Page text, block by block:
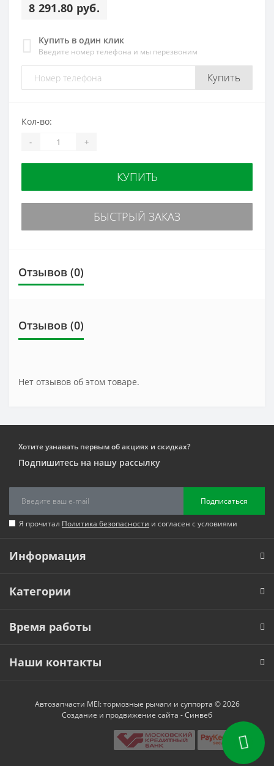
8 291.80 руб.
Купить в один клик
Введите номер телефона и мы перезвоним
Купить
Кол-во:
- +
КУПИТЬ
БЫСТРЫЙ ЗАКАЗ
Отзывов (0)
Отзывов (0)
Нет отзывов об этом товаре.
Хотите узнавать первым об акциях и скидках?
Подпишитесь на нашу рассылку
Подписаться
Я прочитал Политика безопасности и согласен с условиями
Информация
Категории
Время работы
Наши контакты
Автозапчасти MEI: тормозные рычаги и суппорта © 2026
Создание и продвижение сайта -Синвеб